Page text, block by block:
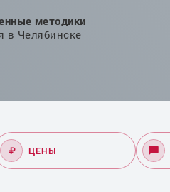
методики
в Челябинске
₽ ЦЕНЫ